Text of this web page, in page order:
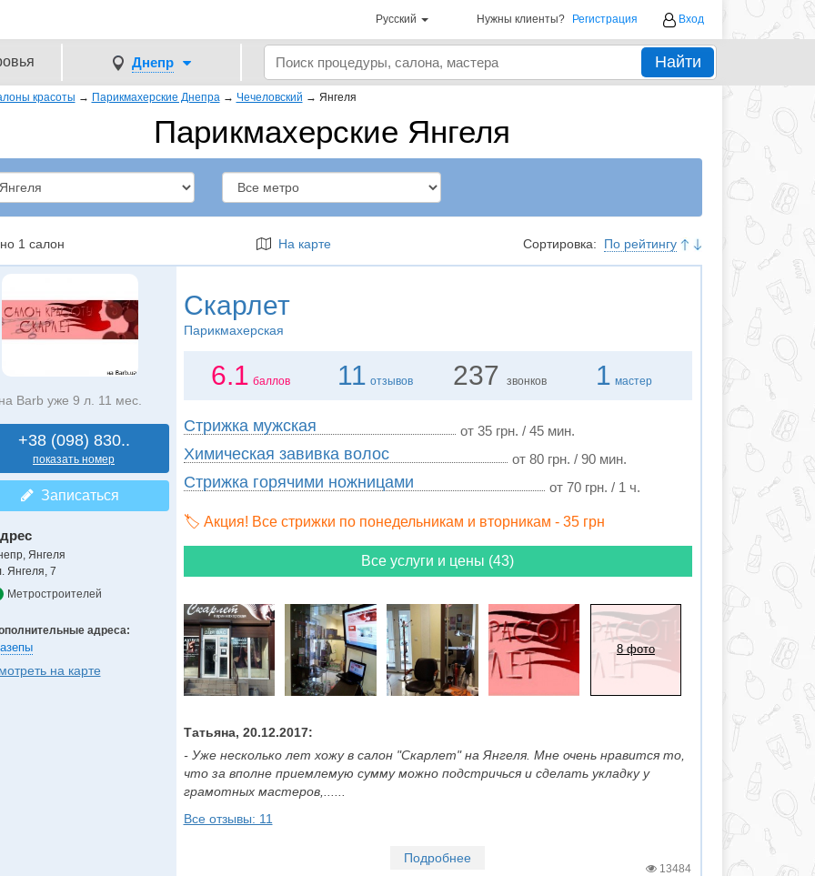
Русский Нужны клиенты? Регистрация Вход
Днепр Найти
красоты → Парикмахерские Днепра → Чечеловский → Янгеля
Парикмахерские Янгеля
1 салон На карте Сортировка: По рейтингу
Barb уже 9 л. 11 мес.
+38 (098) 830..
показать номер
Записаться
Янгеля
Янгеля, 7
Метростроителей
адреса:
на карте
Скарлет
Парикмахерская
6.1 баллов 11 отзывов 237 звонков 1 мастер
Стрижка мужская от 35 грн. / 45 мин.
Химическая завивка волос от 80 грн. / 90 мин.
Стрижка горячими ножницами от 70 грн. / 1 ч.
🏷️ Акция! Все стрижки по понедельникам и вторникам - 35 грн
Все услуги и цены (43)
8 фото
Татьяна, 20.12.2017:
- Уже несколько лет хожу в салон "Скарлет" на Янгеля. Мне очень нравится то,
что за вполне приемлемую сумму можно подстричься и сделать укладку у
грамотных мастеров,......
Все отзывы: 11
Подробнее
13484